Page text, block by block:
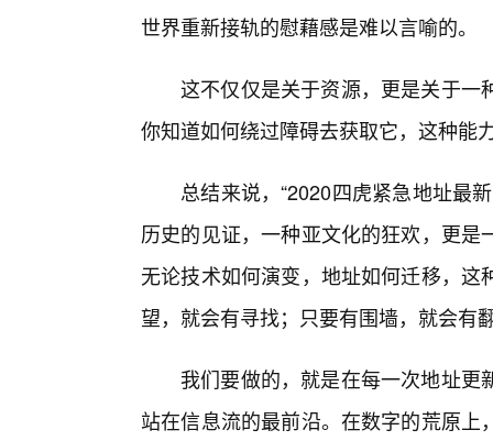
世界重新接轨的慰藉感是难以言喻的。
这不仅仅是关于资源，更是关于一
你知道如何绕过障碍去获取它，这种能
总结来说，“2020四虎紧急地址最
历史的见证，一种亚文化的狂欢，更
无论技术如何演变，地址如何迁移，
望，就会有寻找；只要有围墙，就会有
我们要做的，就是在每一次地址
站在信息流的最前沿。在数字的荒原